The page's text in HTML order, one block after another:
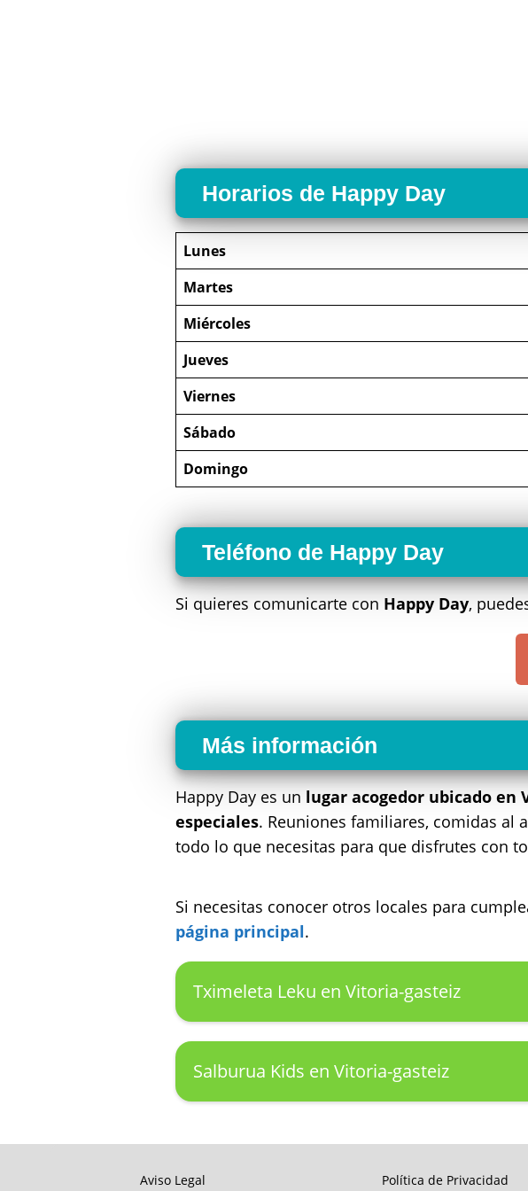
Horarios de Happy Day
Lunes
Martes
Miércoles
Jueves
Viernes
Sábado
Domingo
Teléfono de Happy Day
Si quieres comunicarte con Happy Day,
Más información
Happy Day es un lugar acogedor ubicado en
especiales. Reuniones familiares, comidas al
todo lo que necesitas para que disfrutes con
Si necesitas conocer otros locales para
página principal.
Tximeleta Leku en Vitoria-gasteiz
Salburua Kids en Vitoria-gasteiz
Aviso Legal Política de Privacidad